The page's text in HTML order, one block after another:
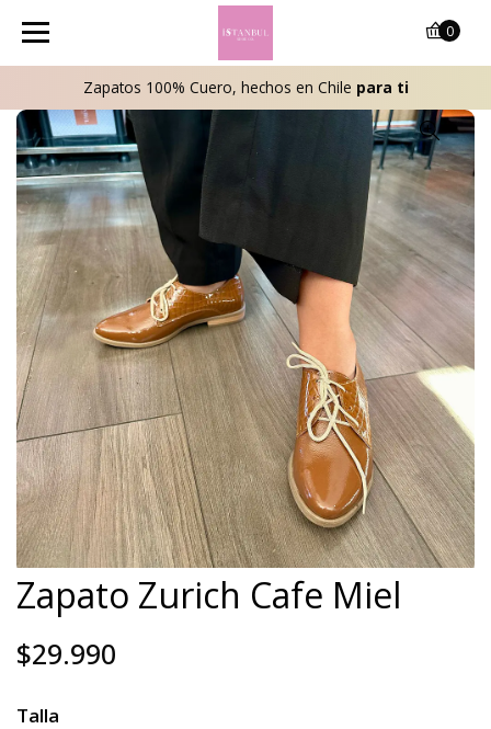
Zapatos 100% Cuero, hechos en Chile para ti
0
Zapato Zurich Cafe Miel
$29.990
Talla